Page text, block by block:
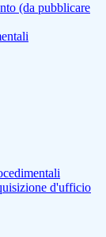
(da pubblicare
d'ufficio